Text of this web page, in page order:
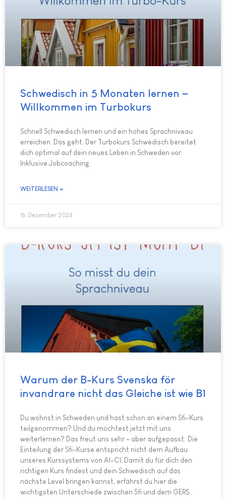
Schwedisch in 5 Monaten lernen –
Willkommen im Turbokurs
Schnell Schwedisch lernen und ein hohes Sprachniveau
erreichen. Das geht. Der Turbokurs Schwedisch bereitet
dich optimal auf dein neues Leben in Schweden vor.
Inklusive Jobcoaching.
WEITERLESEN »
16. Dezember 2024
Warum der B-Kurs Svenska för
invandrare nicht das Gleiche ist wie B1
Du wohnst in Schweden und hast schon an einem Sfi-Kurs
teilgenommen? Und du möchtest jetzt mit uns
weiterlernen? Das freut uns sehr – aber aufgepasst: Die
Einteilung der Sfi-Kurse entspricht nicht dem Aufbau
unseres Kurssystems von A1-C1. Damit du für dich den
richtigen Kurs findest und dein Schwedisch auf das
nächste Level bringen kannst, erfährst du hier die
wichtigsten Unterschiede zwischen Sfi und dem GERS.